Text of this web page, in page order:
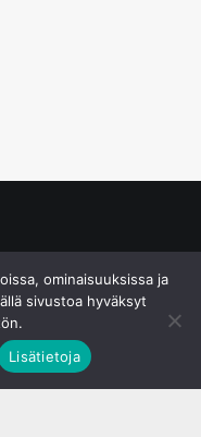
ominaisuuksissa ja
sivustoa hyväksyt
Lisätietoja